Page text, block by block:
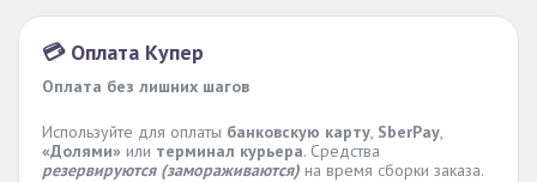
💳 Оплата Купер
Оплата без лишних шагов
Используйте для оплаты банковскую карту, SberPay,
«Долями» или терминал курьера. Средства
резервируются (замораживаются) на время сборки заказа.